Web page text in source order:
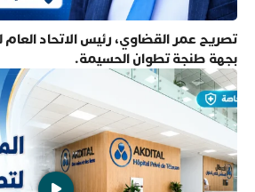
تصريح عمر القضاوي، رئيس الاتحاد
بجهة طنجة تطوان الحسيمة.